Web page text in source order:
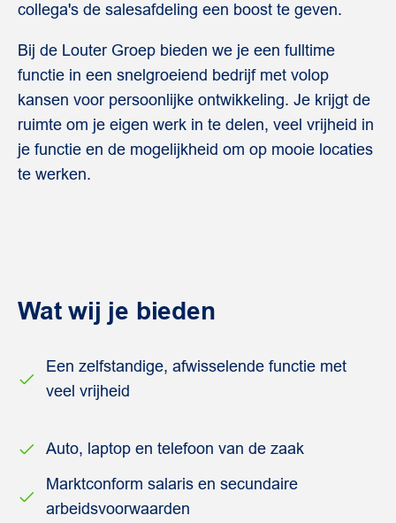
collega's de salesafdeling een boost te geven.
Bij de Louter Groep bieden we je een fulltime
functie in een snelgroeiend bedrijf met volop
kansen voor persoonlijke ontwikkeling. Je krijgt de
ruimte om je eigen werk in te delen, veel vrijheid in
je functie en de mogelijkheid om op mooie locaties
te werken.
Wat wij je bieden
Een zelfstandige, afwisselende functie met
veel vrijheid
Auto, laptop en telefoon van de zaak
Marktconform salaris en secundaire
arbeidsvoorwaarden